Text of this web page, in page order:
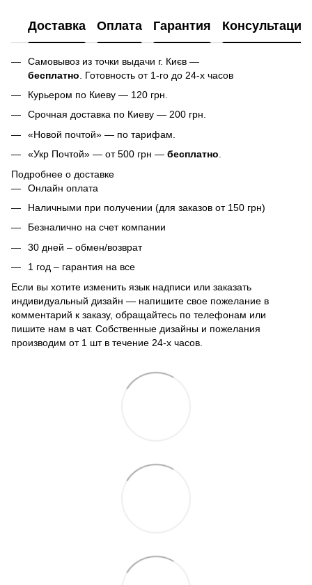
Доставка Оплата Гарантия Консультация
Самовывоз из точки выдачи г. Києв —
бесплатно . Готовность от 1-го до 24-х часов
Курьером по Киеву — 120 грн.
Срочная доставка по Киеву — 200 грн.
«Новой почтой» — по тарифам.
«Укр Почтой» — от 500 грн — бесплатно
Подробнее о доставке
Онлайн оплата
Наличными при получении (для заказов от 150 грн)
Безналично на счет компании
30 дней – обмен/возврат
1 год – гарантия на все
Если вы хотите изменить язык надписи или заказать
индивидуальный дизайн — напишите свое пожелание в
комментарий к заказу, обращайтесь по телефонам или
пишите нам в чат. Собственные дизайны и пожелания
производим от 1 шт в течение 24-х часов.